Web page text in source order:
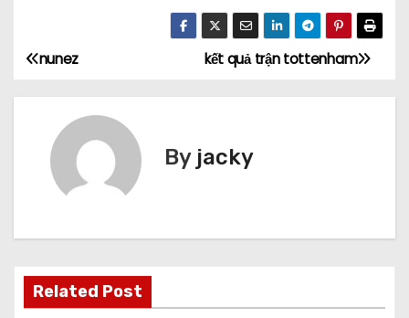
Đ
i
ớ
kết quả trận tottenham
nunez
By jacky
Related Post